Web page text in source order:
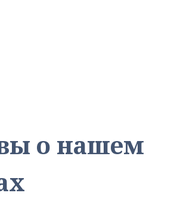
о нашем